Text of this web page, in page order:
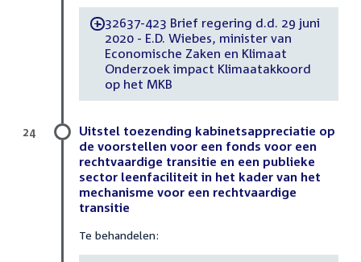
-32637-423 Brief regering d.d. 29 juni
2020 - E.D. Wiebes, minister van
Economische Zaken en Klimaat
Onderzoek impact Klimaatakkoord
op het MKB
Uitstel toezending kabinetsappreciatie op
de voorstellen voor een fonds voor een
rechtvaardige transitie en een publieke
sector leenfaciliteit in het kader van het
mechanisme voor een rechtvaardige
transitie
Te behandelen:
24